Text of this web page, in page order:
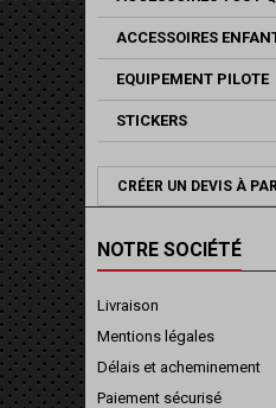
ACCESSOIRES
EQUIPEMENT PILOTE
STICKERS
CRÉER UN DEVIS À
NOTRE SOCIÉTÉ
Livraison
Mentions légales
Délais et acheminement
Paiement sécurisé